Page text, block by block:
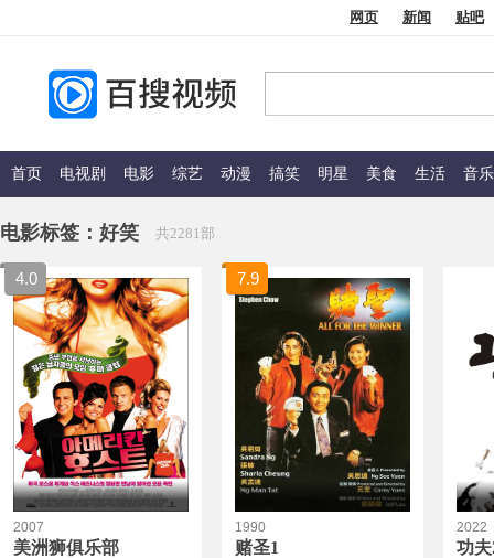
网页 新闻 贴吧
首页 电视剧 电影 综艺 动漫 搞笑 明星 美食 生活 音乐
电影标签： 好笑 共2281部
4.0
2007
美洲狮俱乐部
7.9
1990
赌圣1
2022
功夫